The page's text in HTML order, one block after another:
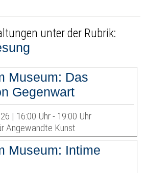
unter der Rubrik:
Museum: Das
Gegenwart
| 16:00 Uhr - 19:00 Uhr
Angewandte Kunst
Museum: Intime